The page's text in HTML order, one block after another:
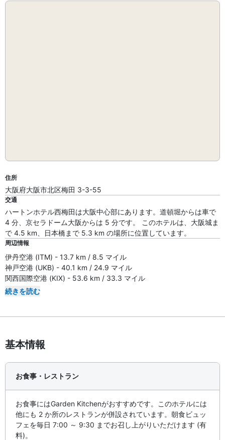
住所
大阪府大阪市北区梅田 3-3-55
交通
ハートンホテル西梅田は大阪中心部にあります。道頓堀からは車で
4 分、京セラドーム大阪からは 5 分です。 このホテルは、大阪城ま
で 4.5 km、日本橋まで 5.3 km の場所に位置しています。
周辺情報
伊丹空港 (ITM) - 13.7 km / 8.5 マイル
神戸空港 (UKB) - 40.1 km / 24.9 マイル
関西国際空港 (KIX) - 53.6 km / 33.3 マイル
続きを読む
基本情報
お食事・レストラン
お食事にはGarden Kitchenがおすすめです。このホテルには
他にも 2 か所のレストランが併設されています。朝食ビュッ
フェを毎日 7:00 ～ 9:30 までお召し上がりいただけます (有
料)。